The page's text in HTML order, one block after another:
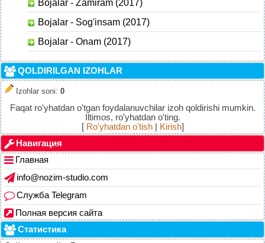
Bojalar - Zamiram (2017)
Bojalar - Sog'insam (2017)
Bojalar - Onam (2017)
QOLDIRILGAN IZOHLAR
Izohlar soni: 0
Faqat ro'yhatdan o'tgan foydalanuvchilar izoh qoldirishi mumkin.
Iltimos, ro'yhatdan o'ting.
[ Ro'yhatdan o'tish| Kirish]
Навигация
Главная
info@nozim-studio.com
Служба Telegram
Полная версия сайта
Статистика